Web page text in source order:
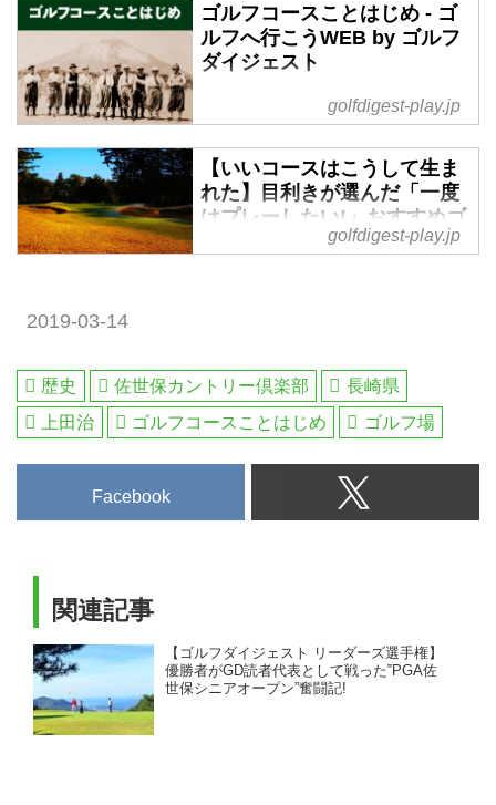
ゴルフコースことはじめ - ゴ
ルフへ行こうWEB by ゴルフ
ダイジェスト
ゴルフコースことはじめ の記事
一覧 - 沖縄から北海道まで全国の
国内ゴルフ旅行、ハワイ・北南
米・英国・スコットランド・欧
州・タイ・マレーシアなど世界中
の海外ゴルフ旅行をご案内。ゴル
フ場会員権の売買、ゴルフダイジ
ゴルフダイジェストの公式総合サ
イト・ゴルフへ行こうWEB by ゴ
ルフダイジェスト
golfdigest-play.jp
【いいコースはこうして生ま
れた】目利きが選んだ「一度
はプレーしたい!」おすすめゴ
ルフ場。掲載一覧はこちら -
に101山荘を建て、週末に集う仲
間との団らんから「ここにゴルフ
場を造ろう」となったのが明治29
golfdigest-play.jp
2019-03-14
歴史 佐世保カントリー倶楽部
長崎県
上田治
ゴルフコースことはじめ ゴルフ場
Facebook
関連記事
【ゴルフダイジェスト リーダーズ選手権】
優勝者がGD読者代表として戦った‟PGA佐
世保シニアオープン”奮闘記!